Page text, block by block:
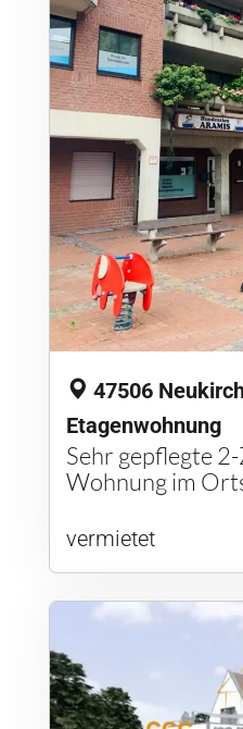
47506
Etagenwohnung
Sehr gepflegte
Wohnung im
vermietet